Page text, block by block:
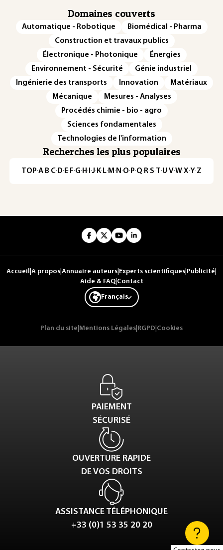
Domaines couverts
Automatique - Robotique
Biomédical - Pharma
Construction et travaux publics
Électronique - Photonique
Énergies
Environnement - Sécurité
Génie industriel
Ingénierie des transports
Innovation
Matériaux
Mécanique
Mesures - Analyses
Procédés chimie - bio - agro
Sciences fondamentales
Technologies de l'information
Recherches les plus populaires
TOP·A·B·C· D· E· F·G· H · ·J· K· L· M · N ·O· P·Q· R·S·T·U·V·W·X·Y·Z
Accueil A propos Annuaire auteurs Experts scientifiques Publicité
Aide & FAQ| Contact
Français
Plan du site Mentions Légales RGPD Cookies
PAIEMENT
SÉCURISÉ
OUVERTURE RAPIDE
DE VOS DROITS
ASSISTANCE TÉLÉPHONIQUE
+33 (0)1 53 35 20 20